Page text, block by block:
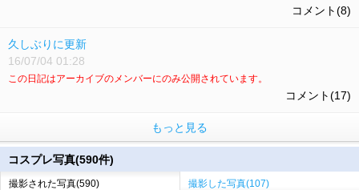
コメント(8)
久しぶりに更新
16/07/04 01:28
この日記はアーカイブのメンバーにのみ公開されています。
コメント(17)
もっと見る
コスプレ写真(590件)
撮影された写真(590) 撮影した写真(107)